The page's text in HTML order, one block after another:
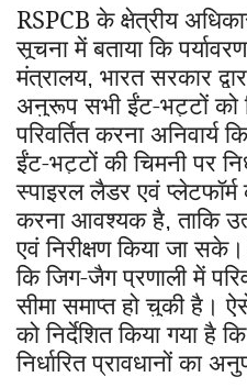
RSPCB के क्षेत्रीय
सूचना में बताया कि पर्यावरण
मंत्रालय, भारत सरकार
अनुरूप सभी ईंट-भट्टों
परिवर्तित करना
ईंट-भट्टों की चिमनी पर
स्पाइरल लैडर एवं प्लेटफॉर्म
करना आवश्यक है,ताकि
एवं निरीक्षण किया जा
कि जिग-जैग प्रणाली में
सीमा समाप्त हो चुकी है।
को निर्देशित किया गया है
निर्धारित प्रावधानों का